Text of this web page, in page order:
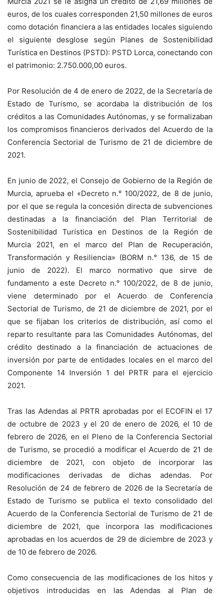
euros, de los cuales corresponden 21,50 millones de euros
como dotación financiera a las entidades locales siguiendo
el siguiente desglose según Planes de Sostenibilidad
Turística en Destinos (PSTD): PSTD Lorca, conectando con
el patrimonio: 2.750.000,00 euros.
Por Resolución de 4 de enero de 2022, de la Secretaría de
Estado de Turismo, se acordaba la distribución de los
créditos a las Comunidades Autónomas, y se formalizaban
los compromisos financieros derivados del Acuerdo de la
Conferencia Sectorial de Turismo de 21 de diciembre de
2021.
En junio de 2022, el Consejo de Gobierno de la Región de
Murcia, aprueba el «Decreto n.° 100/2022, de 8 de junio,
por el que se regula la concesión directa de subvenciones
destinadas a la financiación del Plan Territorial de
Sostenibilidad Turística en Destinos de la Región de
Murcia 2021, en el marco del Plan de Recuperación,
Transformación y Resiliencia» (BORM n.° 136, de 15 de
junio de 2022). El marco normativo que sirve de
fundamento a este Decreto n.° 100/2022, de 8 de junio,
viene determinado por el Acuerdo de Conferencia
Sectorial de Turismo, de 21 de diciembre de 2021, por el
que se fijaban los criterios de distribución, así como el
reparto resultante para las Comunidades Autónomas, del
crédito destinado a la financiación de actuaciones de
inversión por parte de entidades locales en el marco del
Componente 14 Inversión 1 del PRTR para el ejercicio
2021.
Tras las Adendas al PRTR aprobadas por el ECOFIN el 17
de octubre de 2023 y el 20 de enero de 2026, el 10 de
febrero de 2026, en el Pleno de la Conferencia Sectorial
de Turismo, se procedió a modificar el Acuerdo de 21 de
diciembre de 2021, con objeto de incorporar las
modificaciones derivadas de dichas adendas. Por
Resolución de 24 de febrero de 2026 de la Secretaría de
Estado de Turismo se publica el texto consolidado del
Acuerdo de la Conferencia Sectorial de Turismo de 21 de
diciembre de 2021, que incorpora las modificaciones
aprobadas en los acuerdos de 29 de diciembre de 2023 y
de 10 de febrero de 2026.
Como consecuencia de las modificaciones de los hitos y
objetivos introducidas en las Adendas al Plan de